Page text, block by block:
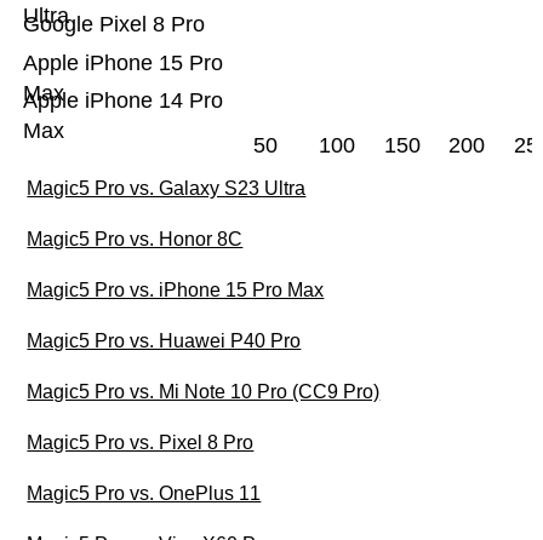
Apple iPhone 14 Pro
Max
Apple iPhone 15 Pro
Max
Google Pixel 8 Pro
Ultra
50 100 150 200
Magic5 Pro vs. Galaxy S23 Ultra
Magic5 Pro vs. Honor 8C
Magic5 Pro vs. iPhone 15 Pro Max
Magic5 Pro vs. Huawei P40 Pro
Magic5 Pro vs. Mi Note 10 Pro (CC9 Pro)
Magic5 Pro vs. Pixel 8 Pro
Magic5 Pro vs. OnePlus 11